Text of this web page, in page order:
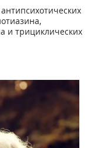
и трициклических